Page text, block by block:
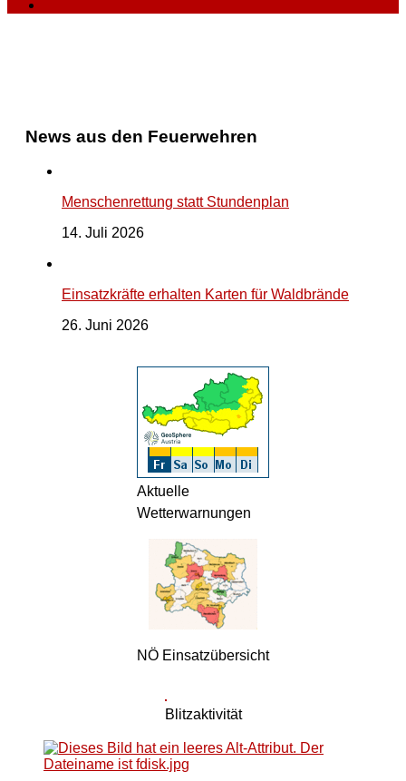
News aus den Feuerwehren
Menschenrettung statt Stundenplan
14. Juli 2026
Einsatzkräfte erhalten Karten für Waldbrände
26. Juni 2026
Aktuelle
Wetterwarnungen
NÖ Einsatzübersicht
Blitzaktivität